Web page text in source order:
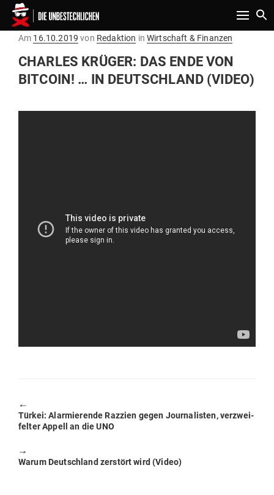
Toggle
Am Gepostet
16.10.2019 von Redaktion in Wirtschaft & Finanzen
CHARLES KRÜGER: DAS ENDE VON
BITCOIN! … IN DEUTSCHLAND (VIDEO)
🠔
Previous
post:
Türkei: Alar­mie­rende Razzien gegen Jour­na­listen, ver­zwei­
felter Appell an die UNO
🠖
Next
Warum Deutschland zer­stört wird (Video)